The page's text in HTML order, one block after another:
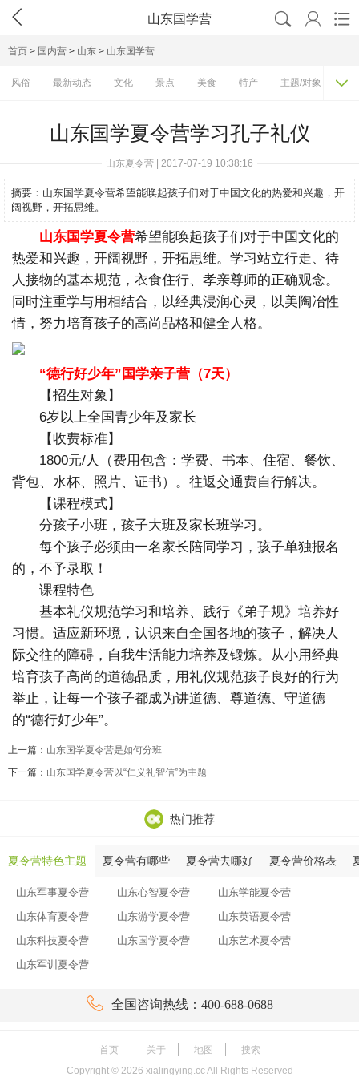
 山东国学营   
首页 > 国内营 > 山东 > 山东国学营
风俗 最新动态 文化 景点 美食 特产 主题/对象 费

山东国学夏令营学习孔子礼仪
山东夏令营 | 2017-07-19 10:38:16
摘要： 山东国学夏令营希望能唤起孩子们对于中国文化的热爱和兴趣，开
阔视野，开拓思维。
山东国学夏令营希望能唤起孩子们对于中国文化的
热爱和兴趣，开阔视野，开拓思维。学习站立行走、待
人接物的基本规范，衣食住行、孝亲尊师的正确观念。
同时注重学与用相结合，以经典浸润心灵，以美陶冶性
情，努力培育孩子的高尚品格和健全人格。
“德行好少年”国学亲子营（7天）
【招生对象】
6岁以上全国青少年及家长
【收费标准】
1800元/人（费用包含：学费、书本、住宿、餐饮、
背包、水杯、照片、证书）。往返交通费自行解决。
【课程模式】
分孩子小班，孩子大班及家长班学习。
每个孩子必须由一名家长陪同学习，孩子单独报名
的，不予录取！
课程特色
基本礼仪规范学习和培养、践行《弟子规》培养好
习惯。适应新环境，认识来自全国各地的孩子，解决人
际交往的障碍，自我生活能力培养及锻炼。从小用经典
培育孩子高尚的道德品质，用礼仪规范孩子良好的行为
举止，让每一个孩子都成为讲道德、尊道德、守道德
的“德行好少年”。
上一篇： 山东国学夏令营是如何分班
下一篇： 山东国学夏令营以“仁义礼智信”为主题
热门推荐
夏令营特色主题 夏令营有哪些 夏令营去哪好 夏令营价格表
山东军事夏令营 山东心智夏令营
山东学能夏令营
山东体育夏令营
山东游学夏令营
山东英语夏令营
山东科技夏令营
山东国学夏令营
山东艺术夏令营
山东军训夏令营
 全国咨询热线：400-688-0688
首页 关于 地图
搜索
Copyright © 2026 xialingying.cc All Rights Reserved